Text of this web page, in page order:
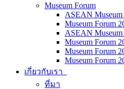
Museum Forum
ASEAN Museum
Museum Forum
ASEAN Museum
Museum Forum
Museum Forum
Museum Forum
เกี่ยวกับเรา
ที่มา